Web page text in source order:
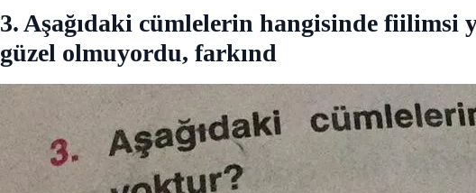
3. Aşağıdaki cümlelerin hangisinde fiilimsi
güzel olmuyordu, farkınd